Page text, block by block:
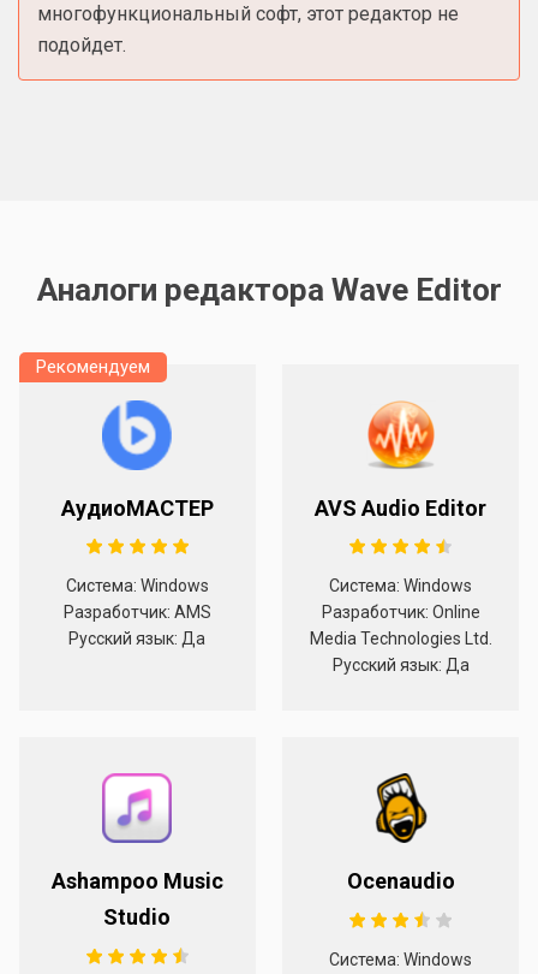
многофункциональный софт, этот редактор не
подойдет.
Аналоги редактора Wave Editor
Рекомендуем
АудиоМАСТЕР
Система: Windows
Разработчик: AMS
Русский язык: Да
AVS Audio Editor
Система: Windows
Разработчик: Online
Media Technologies Ltd.
Русский язык: Да
Ashampoo Music
Studio
Ocenaudio
Система: Windows